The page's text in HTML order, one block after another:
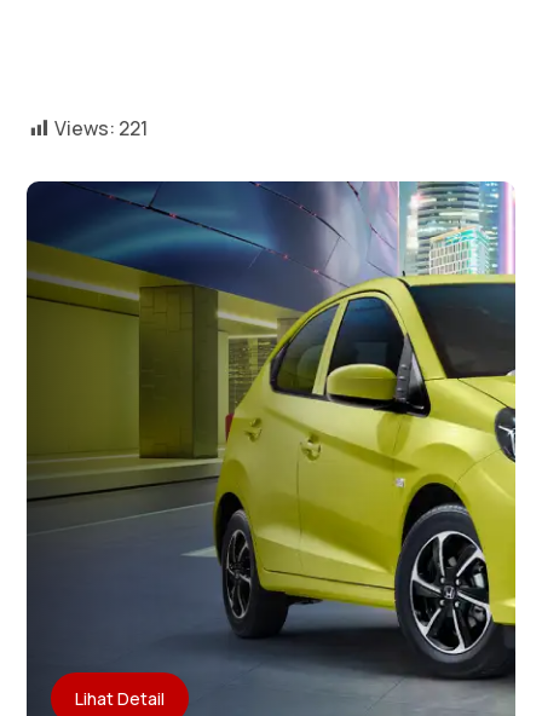
Views: 221
Lihat Detail